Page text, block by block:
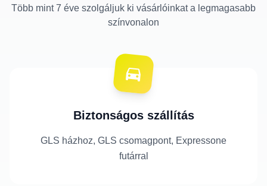
Több mint 7 éve szolgáljuk ki vásárlóinkat a legmagasabb
színvonalon
Biztonságos szállítás
GLS házhoz, GLS csomagpont, Expressone
futárral